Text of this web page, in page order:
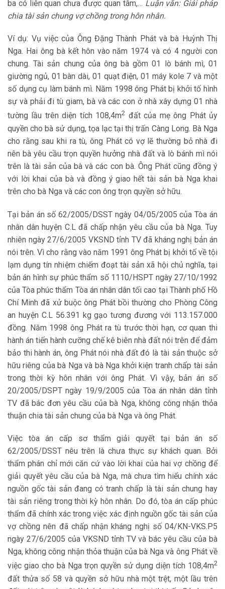
ba có liên quan chưa được quan tâm,… Luận văn: Giải pháp
chia tài sản chung vợ chồng trong hôn nhân.
Ví dụ: Vụ việc của Ông Đặng Thành Phát và bà Huỳnh Thị
Nga. Hai ông bà kết hôn vào năm 1974 và có 4 người con
chung. Tài sản chung của ông bà gồm 01 lò bánh mì, 01
giường ngủ, 01 bàn dài, 01 quạt điện, 01 máy kole 7 và một
số dụng cụ làm bánh mì. Năm 1998 ông Phát bị khởi tố hình
sự và phải đi tù giam, bà và các con ở nhà xây dựng 01 nhà
tường lầu trên diện tích 108,4m2 đất của mẹ ông Phát ủy
quyền cho bà sử dụng, tọa lạc tại thị trấn Càng Long. Bà Nga
cho rằng sau khi ra tù, ông Phát có vợ lẽ thường bỏ nhà đi
nên bà yêu cầu trọn quyền hưởng nhà đất và lò bánh mì nói
trên là tài sản của bà và các con bà. Ông Phát cũng đồng ý
với lời khai của bà và đồng ý giao hết tài sản bà Nga khai
trên cho bà Nga và các con ông trọn quyền sở hữu.
Tại bản án số 62/2005/DSST ngày 04/05/2005 của Tòa án
nhân dân huyện C.L đã chấp nhận yêu cầu của bà Nga. Tuy
nhiên ngày 27/6/2005 VKSND tỉnh TV đã kháng nghị bản án
nói trên. Vì cho rằng vào năm 1991 ông Phát bị khởi tố về tội
lạm dụng tín nhiệm chiếm đoạt tài sản xã hội chủ nghĩa, tại
bản án hình sự phúc thẩm số 1110/HSPT ngày 27/10/1992
của Tòa phúc thẩm Tòa án nhân dân tối cao tại Thành phố Hồ
Chí Minh đã xử buộc ông Phát bồi thường cho Phòng Công
an huyện C.L 56.391 kg gạo tương đương với 113.157.000
đồng. Năm 1998 ông Phát ra tù trước thời hạn, cơ quan thi
hành án tiến hành cưỡng chế kê biên nhà đất nói trên để đảm
bảo thi hành án, ông Phát nói nhà đất đó là tài sản thuộc sở
hữu riêng của bà Nga và bà Nga khởi kiện tranh chấp tài sản
trong thời kỳ hôn nhân với ông Phát. Vì vậy, bản án số
20/2005/DSPT ngày 19/9/2005 của Tòa án nhân dân tỉnh
TV đã bác đơn yêu cầu của bà Nga, không công nhận thỏa
thuận chia tài sản chung của bà Nga và ông Phát.
Việc tòa án cấp sơ thẩm giải quyết tại bản án số
62/2005/DSST nêu trên là chưa thực sự khách quan. Bởi
thẩm phán chỉ mới căn cứ vào lời khai của hai vợ chồng để
giải quyết yêu cầu của bà Nga, mà chưa tìm hiểu chính xác
nguồn gốc tài sản đang có tranh chấp là tài sản chung hay
tài sản riêng trong thời kỳ hôn nhân. Do đó, tòa án cấp phúc
thẩm đã chính xác trong việc xác định nguồn gốc tài sản của
vợ chồng nên đã chấp nhận kháng nghị số 04/KN-VKS.P5
ngày 27/6/2005 của VKSND tỉnh TV và bác yêu cầu của bà
Nga, không công nhận thỏa thuận của bà Nga và ông Phát về
việc giao cho bà Nga trọn quyền sử dụng diện tích 108,4m2
đất thửa số 58 và quyền sở hữu nhà một trệt, một lầu trên